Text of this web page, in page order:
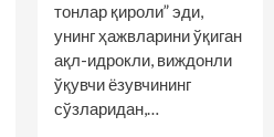
тонлар қироли” эди,
унинг ҳажвларини ўқиган
ақл-идрокли, виждонли
ўқувчи ёзувчининг
сўзларидан,…